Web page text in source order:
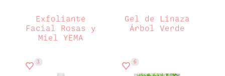
Exfoliante
Facial Rosas y
Miel YEMA
Gel de Linaza
Árbol Verde
3 6